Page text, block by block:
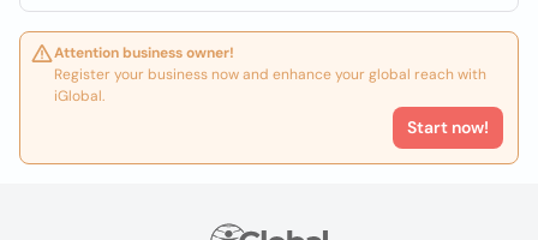
Attention business owner!
Register your business now and enhance your global reach with
iGlobal.
Start now!